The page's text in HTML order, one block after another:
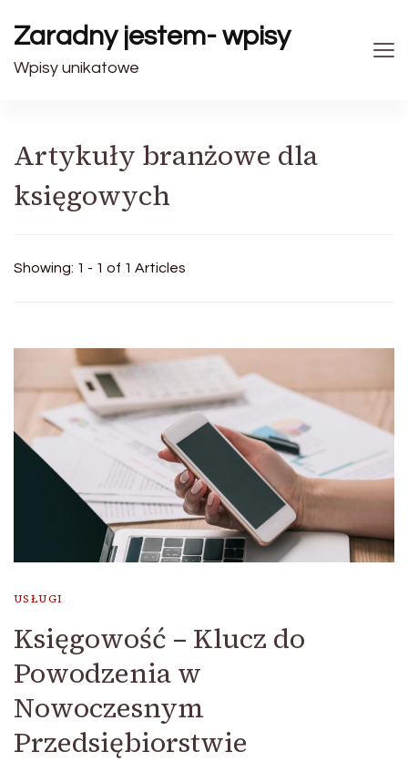
Zaradny jestem- wpisy
Wpisy unikatowe
Artykuły branżowe dla
księgowych
Showing: 1 - 1 of 1 Articles
USŁUGI
Księgowość – Klucz do
Powodzenia w
Nowoczesnym
Przedsiębiorstwie